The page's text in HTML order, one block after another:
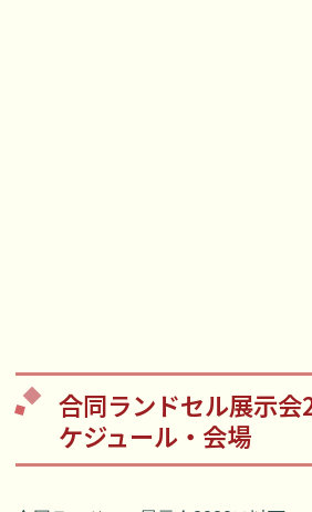
合同ランドセル展示
ケジュール・会場